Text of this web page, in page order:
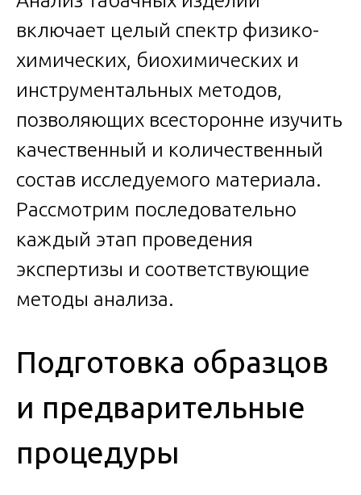
включает целый спектр физико-
химических, биохимических и
инструментальных методов,
позволяющих всесторонне изучить
качественный и количественный
состав исследуемого материала.
Рассмотрим последовательно
каждый этап проведения
экспертизы и соответствующие
методы анализа.
Подготовка образцов
и предварительные
процедуры